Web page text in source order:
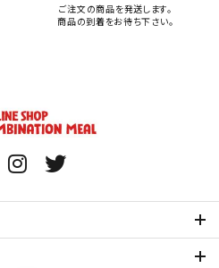
ご注文の商品を発送します。
商品の到着をお待ち下さい。